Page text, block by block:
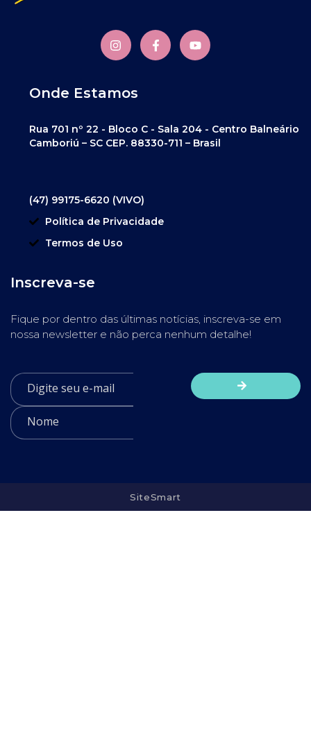
Onde Estamos
Rua 701 nº 22 - Bloco C - Sala 204 - Centro Balneário
Camboriú – SC CEP. 88330-711 – Brasil
(47) 99175-6620 (VIVO)
Política de Privacidade
Termos de Uso
Inscreva-se
Fique por dentro das últimas notícias, inscreva-se em
nossa newsletter e não perca nenhum detalhe!
SiteSmart